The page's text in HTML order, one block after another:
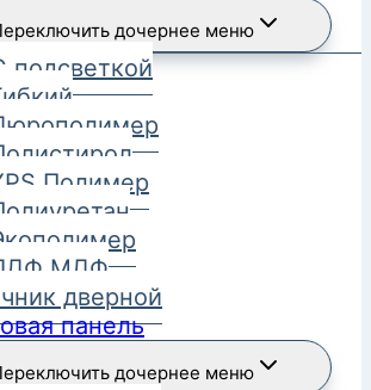
дочернее меню
подсветкой
Полимер
МДФ
дверной
панель
дочернее меню